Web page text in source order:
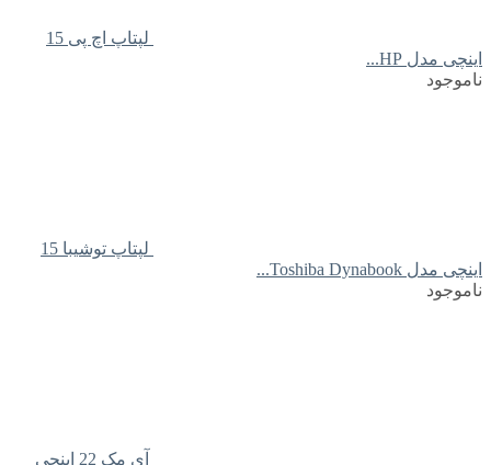
لپتاپ اچ پی 15
اینچی مدل HP...
ناموجود
لپتاپ توشیبا 15
اینچی مدل Toshiba Dynabook...
ناموجود
آی مک 22 اینچی